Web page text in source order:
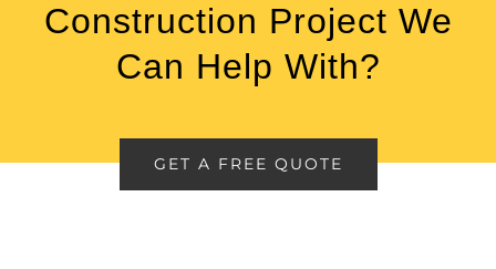
Construction Project We
Can Help With?
GET A FREE QUOTE